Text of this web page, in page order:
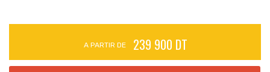
A PARTIR DE 239 900 DT